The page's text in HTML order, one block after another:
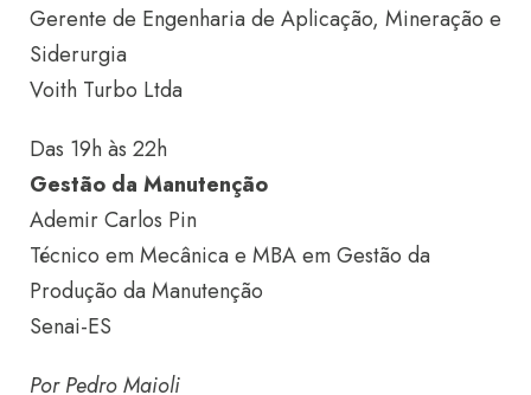
Gerente de Engenharia de Aplicação, Mineração e
Siderurgia
Voith Turbo Ltda
Das 19h às 22h
Gestão da Manutenção
Ademir Carlos Pin
Técnico em Mecânica e MBA em Gestão da
Produção da Manutenção
Senai-ES
Por Pedro Maioli